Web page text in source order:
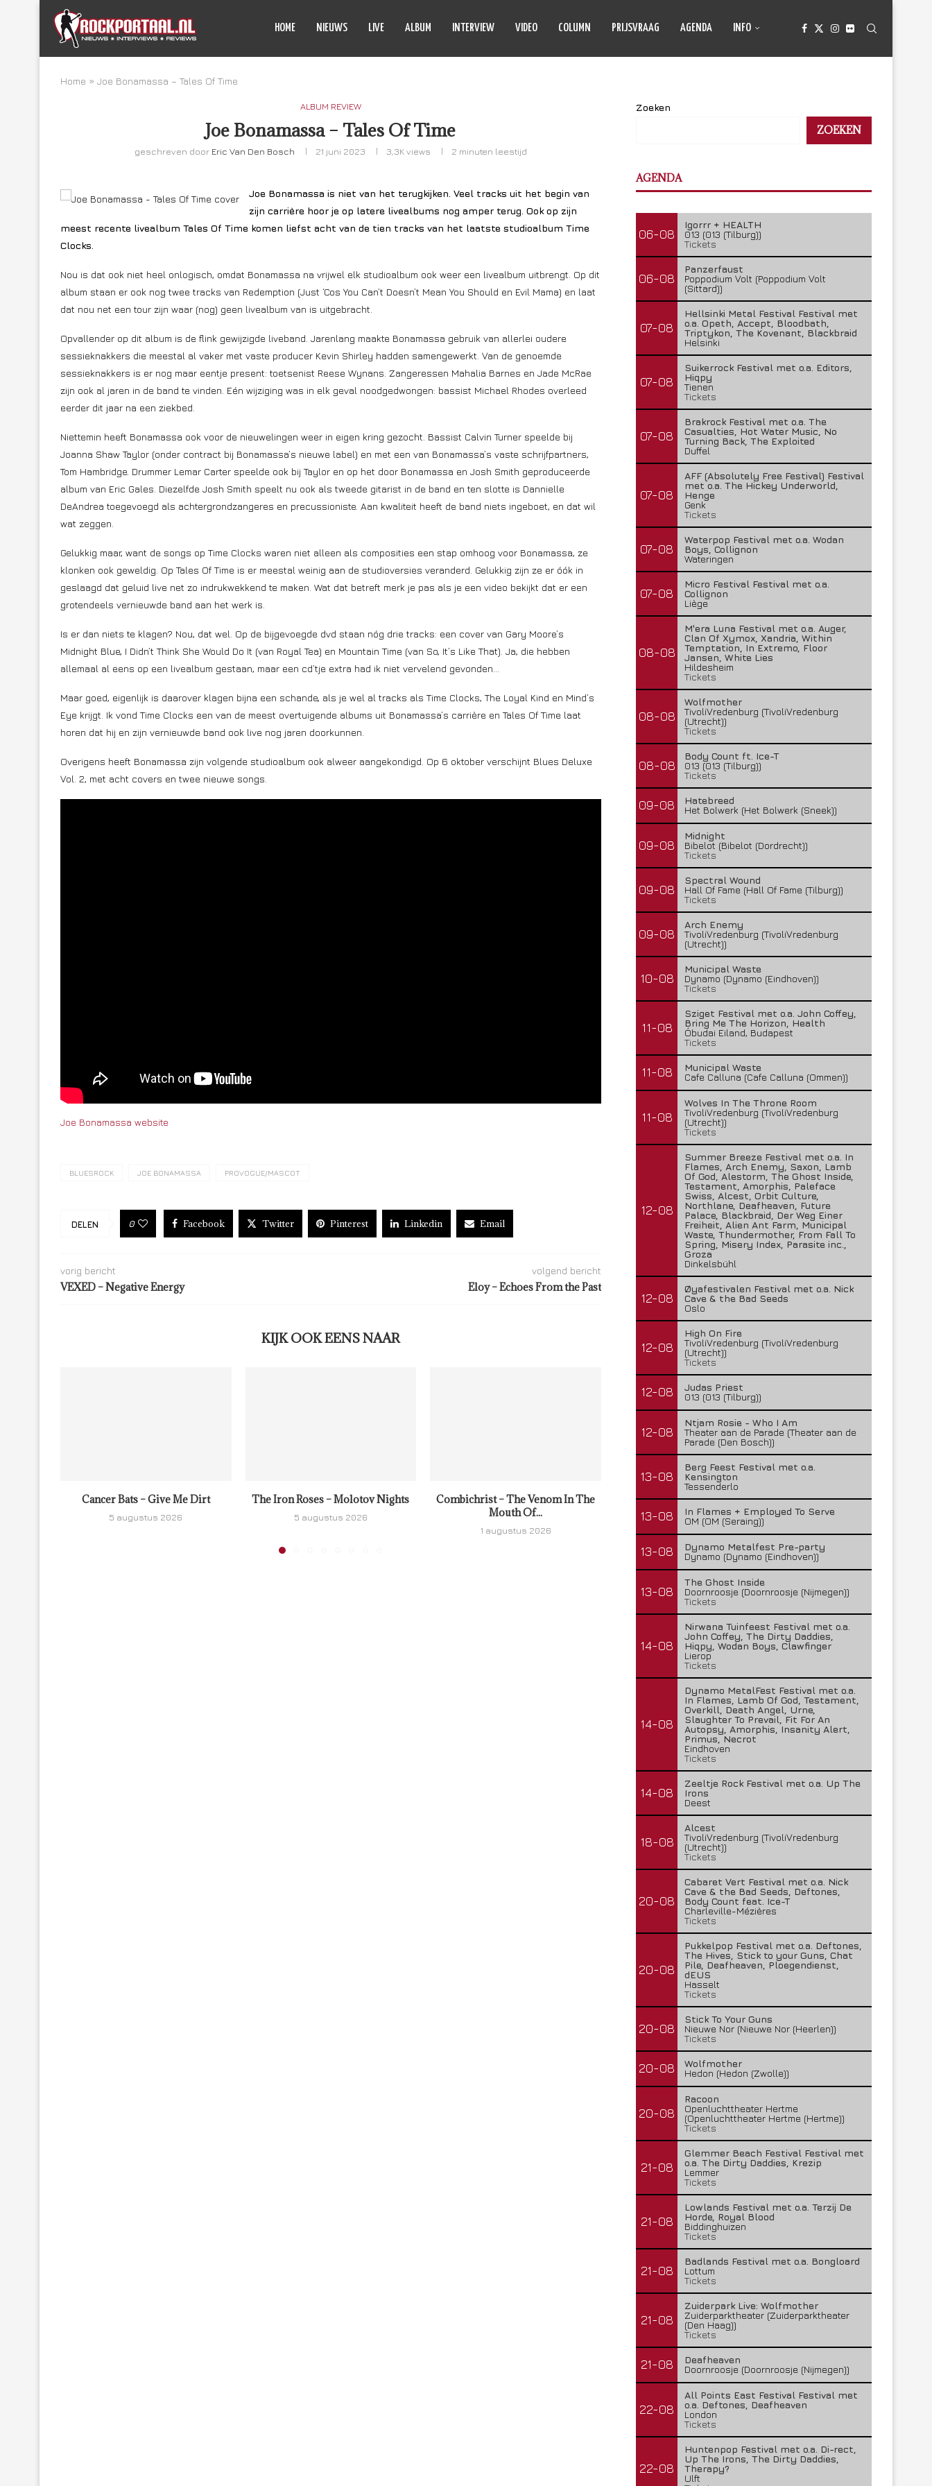
HOME NIEUWS LIVE ALBUM INTERVIEW VIDEO COLUMN PRIJSVRAAG AGENDA INFO
Home » Joe Bonamassa – Tales Of Time
ALBUM REVIEW
Joe Bonamassa – Tales Of Time
geschreven door Eric Van Den Bosch 21 juni 2023 3,3K views 2 minuten leestijd
Joe Bonamassa is niet van het terugkijken. Veel tracks uit het begin van
zijn carrière hoor je op latere livealbums nog amper terug. Ook op zijn
meest recente livealbum Tales Of Time komen liefst acht van de tien tracks van het laatste studioalbum Time
Clocks.
Nou is dat ook niet heel onlogisch, omdat Bonamassa na vrijwel elk studioalbum ook weer een livealbum uitbrengt. Op dit
album staan er ook nog twee tracks van Redemption (Just ‘Cos You Can’t Doesn’t Mean You Should en Evil Mama) en laat
dat nou net een tour zijn waar (nog) geen livealbum van is uitgebracht.
Opvallender op dit album is de flink gewijzigde liveband. Jarenlang maakte Bonamassa gebruik van allerlei oudere
sessieknakkers die meestal al vaker met vaste producer Kevin Shirley hadden samengewerkt. Van de genoemde
sessieknakkers is er nog maar eentje present: toetsenist Reese Wynans. Zangeressen Mahalia Barnes en Jade McRae
zijn ook al jaren in de band te vinden. Eén wijziging was in elk geval noodgedwongen: bassist Michael Rhodes overleed
eerder dit jaar na een ziekbed.
Niettemin heeft Bonamassa ook voor de nieuwelingen weer in eigen kring gezocht. Bassist Calvin Turner speelde bij
Joanna Shaw Taylor (onder contract bij Bonamassa’s nieuwe label) en met een van Bonamassa’s vaste schrijfpartners,
Tom Hambridge. Drummer Lemar Carter speelde ook bij Taylor en op het door Bonamassa en Josh Smith geproduceerde
album van Eric Gales. Diezelfde Josh Smith speelt nu ook als tweede gitarist in de band en ten slotte is Dannielle
DeAndrea toegevoegd als achtergrondzangeres en precussioniste. Aan kwaliteit heeft de band niets ingeboet, en dat wil
wat zeggen.
Gelukkig maar, want de songs op Time Clocks waren niet alleen als composities een stap omhoog voor Bonamassa, ze
klonken ook geweldig. Op Tales Of Time is er meestal weinig aan de studioversies veranderd. Gelukkig zijn ze er óók in
geslaagd dat geluid live net zo indrukwekkend te maken. Wat dat betreft merk je pas als je een video bekijkt dat er een
grotendeels vernieuwde band aan het werk is.
Is er dan niets te klagen? Nou, dat wel. Op de bijgevoegde dvd staan nóg drie tracks: een cover van Gary Moore’s
Midnight Blue, I Didn’t Think She Would Do It (van Royal Tea) en Mountain Time (van So, It’s Like That). Ja, die hebben
allemaal al eens op een livealbum gestaan, maar een cd’tje extra had ik niet vervelend gevonden…
Maar goed, eigenlijk is daarover klagen bijna een schande, als je wel al tracks als Time Clocks, The Loyal Kind en Mind’s
Eye krijgt. Ik vond Time Clocks een van de meest overtuigende albums uit Bonamassa’s carrière en Tales Of Time laat
horen dat hij en zijn vernieuwde band ook live nog jaren doorkunnen.
Overigens heeft Bonamassa zijn volgende studioalbum ook alweer aangekondigd. Op 6 oktober verschijnt Blues Deluxe
Vol. 2, met acht covers en twee nieuwe songs.
Joe Bonamassa website
BLUESROCK JOE BONAMASSA PROVOGUE/MASCOT
DELEN 0 Facebook Twitter Pinterest Linkedin Email
vorig bericht
VEXED – Negative Energy
volgend bericht
Eloy – Echoes From the Past
KIJK OOK EENS NAAR
Cancer Bats – Give Me Dirt
5 augustus 2026
The Iron Roses – Molotov Nights
5 augustus 2026
Combichrist – The Venom In The
Mouth Of...
1 augustus 2026
Lunatic Soul – Transition II
29 juli 2026
Boneripper – Radiant In
Zoeken
ZOEKEN
AGENDA
06-08
Igorrr + HEALTH
013 (013 (Tilburg))
Tickets
06-08
Panzerfaust
Poppodium Volt (Poppodium Volt
(Sittard))
07-08
Hellsinki Metal Festival Festival met
o.a. Opeth, Accept, Bloodbath,
Triptykon, The Kovenant, Blackbraid
Helsinki
07-08
Suikerrock Festival met o.a. Editors,
Hiqpy
Tienen
Tickets
07-08
Brakrock Festival met o.a. The
Casualties, Hot Water Music, No
Turning Back, The Exploited
Duffel
07-08
AFF (Absolutely Free Festival) Festival
met o.a. The Hickey Underworld,
Henge
Genk
Tickets
07-08
Waterpop Festival met o.a. Wodan
Boys, Collignon
Wateringen
07-08
Micro Festival Festival met o.a.
Collignon
Liège
08-08
M'era Luna Festival met o.a. Auger,
Clan Of Xymox, Xandria, Within
Temptation, In Extremo, Floor
Jansen, White Lies
Hildesheim
Tickets
08-08
Wolfmother
TivoliVredenburg (TivoliVredenburg
(Utrecht))
Tickets
08-08
Body Count ft. Ice-T
013 (013 (Tilburg))
Tickets
09-08
Hatebreed
Het Bolwerk (Het Bolwerk (Sneek))
09-08
Midnight
Bibelot (Bibelot (Dordrecht))
Tickets
09-08
Spectral Wound
Hall Of Fame (Hall Of Fame (Tilburg))
Tickets
09-08
Arch Enemy
TivoliVredenburg (TivoliVredenburg
(Utrecht))
10-08
Municipal Waste
Dynamo (Dynamo (Eindhoven))
Tickets
11-08
Sziget Festival met o.a. John Coffey,
Bring Me The Horizon, Health
Óbudai Eiland, Budapest
Tickets
11-08
Municipal Waste
Cafe Calluna (Cafe Calluna (Ommen))
11-08
Wolves In The Throne Room
TivoliVredenburg (TivoliVredenburg
(Utrecht))
Tickets
12-08
Summer Breeze Festival met o.a. In
Flames, Arch Enemy, Saxon, Lamb
Of God, Alestorm, The Ghost Inside,
Testament, Amorphis, Paleface
Swiss, Alcest, Orbit Culture,
Northlane, Deafheaven, Future
Palace, Blackbraid, Der Weg Einer
Freiheit, Alien Ant Farm, Municipal
Waste, Thundermother, From Fall To
Spring, Misery Index, Parasite inc.,
Groza
Dinkelsbühl
12-08
Øyafestivalen Festival met o.a. Nick
Cave & the Bad Seeds
Oslo
12-08
High On Fire
TivoliVredenburg (TivoliVredenburg
(Utrecht))
Tickets
12-08
Judas Priest
013 (013 (Tilburg))
12-08
Ntjam Rosie - Who I Am
Theater aan de Parade (Theater aan de
Parade (Den Bosch))
13-08
Berg Feest Festival met o.a.
Kensington
Tessenderlo
13-08
In Flames + Employed To Serve
OM (OM (Seraing))
13-08
Dynamo Metalfest Pre-party
Dynamo (Dynamo (Eindhoven))
13-08
The Ghost Inside
Doornroosje (Doornroosje (Nijmegen))
Tickets
14-08
Nirwana Tuinfeest Festival met o.a.
John Coffey, The Dirty Daddies,
Hiqpy, Wodan Boys, Clawfinger
Lierop
Tickets
14-08
Dynamo MetalFest Festival met o.a.
In Flames, Lamb Of God, Testament,
Overkill, Death Angel, Urne,
Slaughter To Prevail, Fit For An
Autopsy, Amorphis, Insanity Alert,
Primus, Necrot
Eindhoven
Tickets
14-08
Zeeltje Rock Festival met o.a. Up The
Irons
Deest
18-08
Alcest
TivoliVredenburg (TivoliVredenburg
(Utrecht))
Tickets
20-08
Cabaret Vert Festival met o.a. Nick
Cave & the Bad Seeds, Deftones,
Body Count feat. Ice-T
Charleville-Mézières
Tickets
20-08
Pukkelpop Festival met o.a. Deftones,
The Hives, Stick to your Guns, Chat
Pile, Deafheaven, Ploegendienst,
dEUS
Hasselt
Tickets
20-08
Stick To Your Guns
Nieuwe Nor (Nieuwe Nor (Heerlen))
Tickets
20-08
Wolfmother
Hedon (Hedon (Zwolle))
20-08
Racoon
Openluchttheater Hertme
(Openluchttheater Hertme (Hertme))
Tickets
21-08
Glemmer Beach Festival Festival met
o.a. The Dirty Daddies, Krezip
Lemmer
Tickets
21-08
Lowlands Festival met o.a. Terzij De
Horde, Royal Blood
Biddinghuizen
Tickets
21-08
Badlands Festival met o.a. Bongloard
Lottum
Tickets
21-08
Zuiderpark Live: Wolfmother
Zuiderparktheater (Zuiderparktheater
(Den Haag))
Tickets
21-08
Deafheaven
Doornroosje (Doornroosje (Nijmegen))
22-08
All Points East Festival Festival met
o.a. Deftones, Deafheaven
London
Tickets
22-08
Huntenpop Festival met o.a. Di-rect,
Up The Irons, The Dirty Daddies,
Therapy?
Ulft